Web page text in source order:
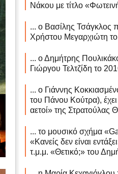
Νάκου με τίτλο
... ο Βασίλης Τσάγκλος
Χρήστου Μεγαρχιώτη
... ο Δημήτρης
Γιώργου Τελτζίδη το
... ο Γιάννης
του Πάνου Κούτρα),
αετοί» της Στρατούλας
... το μουσικό σχήμα
«Κανείς δεν είναι
τ.μ.μ. «Θετικό;» του